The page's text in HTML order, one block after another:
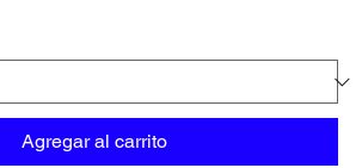
Agregar al carrito